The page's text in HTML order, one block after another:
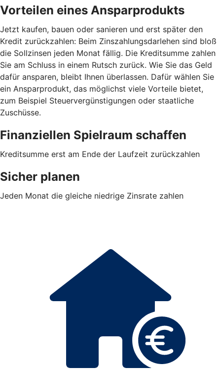
Vorteilen eines Ansparprodukts
Jetzt kaufen, bauen oder sanieren und erst später den
Kredit zurückzahlen: Beim Zinszahlungsdarlehen sind bloß
die Sollzinsen jeden Monat fällig. Die Kreditsumme zahlen
Sie am Schluss in einem Rutsch zurück. Wie Sie das Geld
dafür ansparen, bleibt Ihnen überlassen. Dafür wählen Sie
ein Ansparprodukt, das möglichst viele Vorteile bietet,
zum Beispiel Steuervergünstigungen oder staatliche
Zuschüsse.
Finanziellen Spielraum schaffen
Kreditsumme erst am Ende der Laufzeit zurückzahlen
Sicher planen
Jeden Monat die gleiche niedrige Zinsrate zahlen